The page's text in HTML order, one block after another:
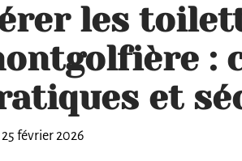
les
:
et
25 février 2026